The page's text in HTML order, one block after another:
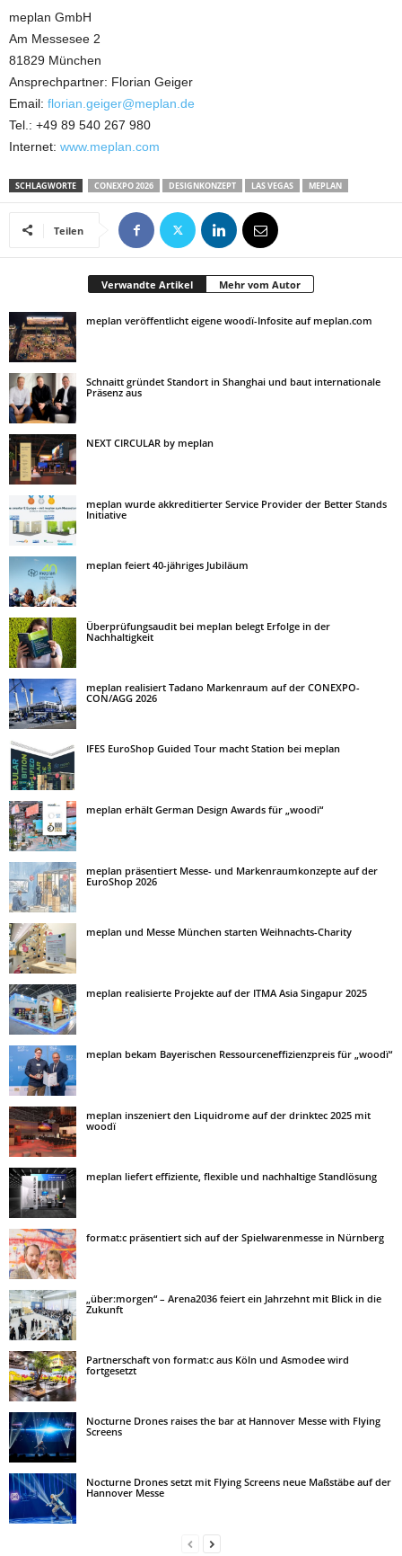
meplan GmbH
Am Messesee 2
81829 München
Ansprechpartner: Florian Geiger
Email: florian.geiger@meplan.de
Tel.: +49 89 540 267 980
Internet: www.meplan.com
SCHLAGWORTE CONEXPO 2026 DESIGNKONZEPT LAS VEGAS MEPLAN
Teilen
Verwandte Artikel Mehr vom Autor
meplan veröffentlicht eigene woodï-Infosite auf meplan.com
Schnaitt gründet Standort in Shanghai und baut internationale
Präsenz aus
NEXT CIRCULAR by meplan
meplan wurde akkreditierter Service Provider der Better Stands
Initiative
meplan feiert 40-jähriges Jubiläum
Überprüfungsaudit bei meplan belegt Erfolge in der
Nachhaltigkeit
meplan realisiert Tadano Markenraum auf der CONEXPO-
CON/AGG 2026
IFES EuroShop Guided Tour macht Station bei meplan
meplan erhält German Design Awards für „woodï“
meplan präsentiert Messe- und Markenraumkonzepte auf der
EuroShop 2026
meplan und Messe München starten Weihnachts-Charity
meplan realisierte Projekte auf der ITMA Asia Singapur 2025
meplan bekam Bayerischen Ressourceneffizienzpreis für „woodï“
meplan inszeniert den Liquidrome auf der drinktec 2025 mit
woodï
meplan liefert effiziente, flexible und nachhaltige Standlösung
format:c präsentiert sich auf der Spielwarenmesse in Nürnberg
„über:morgen“ – Arena2036 feiert ein Jahrzehnt mit Blick in die
Zukunft
Partnerschaft von format:c aus Köln und Asmodee wird
fortgesetzt
Nocturne Drones raises the bar at Hannover Messe with Flying
Screens
Nocturne Drones setzt mit Flying Screens neue Maßstäbe auf der
Hannover Messe